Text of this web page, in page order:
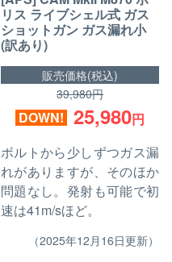
リス ライブシェル式 ガス
ショットガン ガス漏れ小
(訳あり)
販売価格(税込)
39,980円
DOWN! 25,980円
ボルトから少しずつガス漏
れがありますが、そのほか
問題なし。発射も可能で初
速は41m/sほど。
（2025年12月16日更新）